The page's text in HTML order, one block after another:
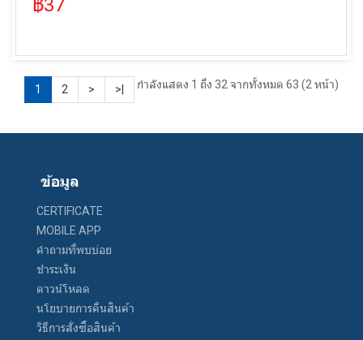
฿37
1 2 > >| กำลังแสดง 1 ถึง 32 จากทั้งหมด 63 (2 หน้า)
ข้อมูล
CERTIFICATE
MOBILE APP
คำถามที่พบบ่อย
ชำระเงิน
ดาวน์โหลด
นโยบายการคืนสินค้า
วิธีการสั่งซื้อสินค้า